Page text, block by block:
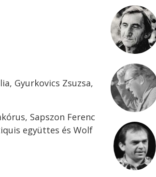
Gyurkovics Zsuzsa,
Sapszon Ferenc
együttes és Wolf